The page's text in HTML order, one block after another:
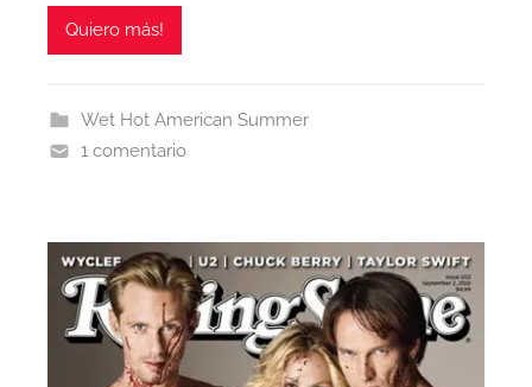
Quiero más!
Wet Hot American Summer
1 comentario